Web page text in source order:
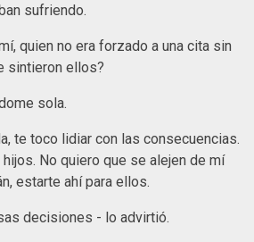
sufriendo.
quien no era forzado a una cita sin
sintieron ellos?
sola.
te toco lidiar con las consecuencias.
No quiero que se alejen de mí
estarte ahí para ellos.
decisiones - lo advirtió.